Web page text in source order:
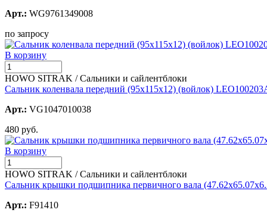
Арт.: WG9761349008
по запросу
В корзину
HOWO SITRAK / Сальники и сайлентблоки
Сальник коленвала передний (95х115х12) (войлок)
Арт.: VG1047010038
480 руб.
В корзину
HOWO SITRAK / Сальники и сайлентблоки
Сальник крышки подшипника первичного вала
Арт.: F91410